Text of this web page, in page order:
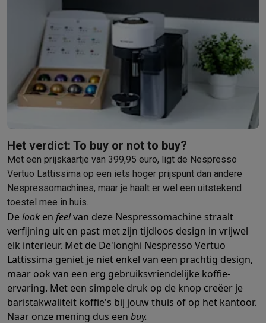
Het verdict: To buy or not to buy?
Met een prijskaartje van 399,95 euro, ligt de Nespresso
Vertuo Lattissima op een iets hoger prijspunt dan andere
Nespressomachines, maar je haalt er wel een uitstekend
toestel mee in huis.
Delook en feelvan deze Nespressomachine straalt
verfijning uit en past met zijn tijdloos design in vrijwel
elk interieur. Met de De'longhi Nespresso Vertuo
Lattissima geniet je niet enkel van een prachtig design,
maar ook van een erg gebruiksvriendelijke koffie-
ervaring. Met een simpele druk op de knop creëer je
baristakwaliteit koffie's bij jouw thuis of op het kantoor.
Naar onze mening dus een buy.